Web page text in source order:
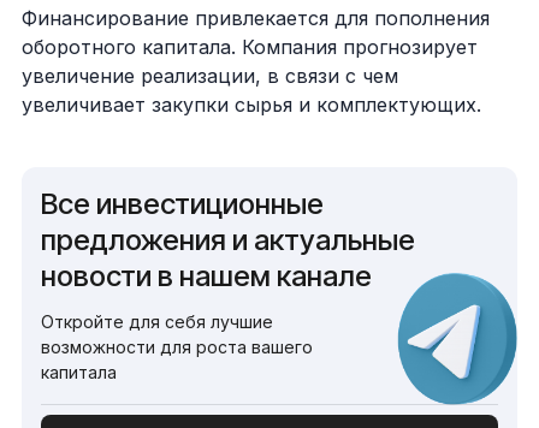
Финансирование привлекается для пополнения
оборотного капитала. Компания прогнозирует
увеличение реализации, в связи с чем
увеличивает закупки сырья и комплектующих.
Все инвестиционные
предложения и актуальные
новости в нашем канале
Откройте для себя лучшие
возможности для роста вашего
капитала